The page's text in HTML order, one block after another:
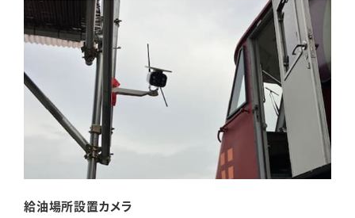
給油場所設置カメラ